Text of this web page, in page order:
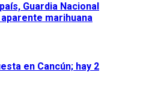
Guardia Nacional
marihuana
en Cancún; hay 2